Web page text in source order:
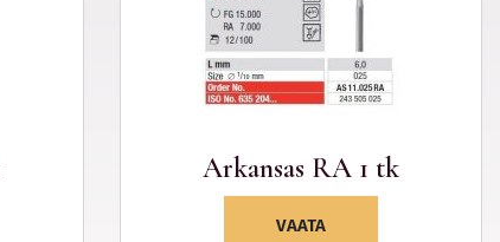
Arkansas RA 1 tk
VAATA